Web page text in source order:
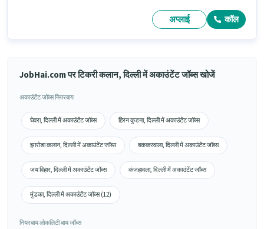
अप्लाई कॉल
JobHai.com पर टिकरी कलान, दिल्ली में अकाउंटेंट जॉब्स खोजें
अकाउंटेंट जॉब्स नियरबाय
घेवरा, दिल्ली में अकाउंटेंट जॉब्स हिरन कुडना, दिल्ली में अकाउंटेंट जॉब्स
झारोडा कलान, दिल्ली में अकाउंटेंट जॉब्स बककरवाला, दिल्ली में अकाउंटेंट जॉब्स
जय विहार, दिल्ली में अकाउंटेंट जॉब्स कंजहावला, दिल्ली में अकाउंटेंट जॉब्स
मुंडका, दिल्ली में अकाउंटेंट जॉब्स (12)
नियरबाय लोकलिटी बाय जॉब्स